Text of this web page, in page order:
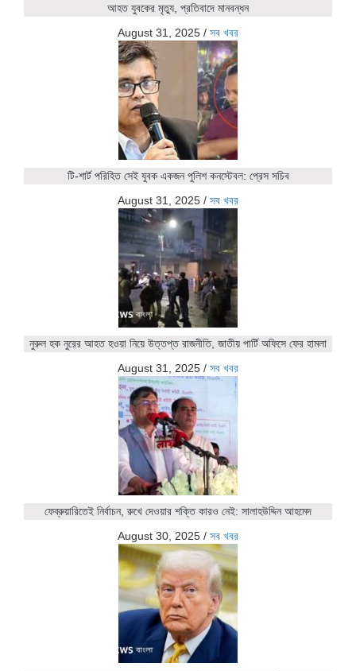
আহত যুবকের মৃত্যু, প্রতিবাদে মানবন্ধন
August 31, 2025 / সব খবর
টি-শার্ট পরিহিত সেই যুবক একজন পুলিশ কনস্টেবল: প্রেস সচিব
August 31, 2025 / সব খবর
নুরুল হক নুরের আহত হওয়া নিয়ে উত্তপ্ত রাজনীতি, জাতীয় পার্টি অফিসে ফের হামলা
August 31, 2025 / সব খবর
ফেব্রুয়ারিতেই নির্বাচন, রুখে দেওয়ার শক্তি কারও নেই: সালাহউদ্দিন আহমেদ
August 30, 2025 / সব খবর